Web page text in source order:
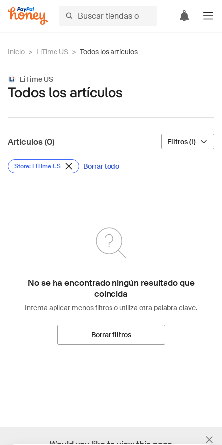
Inicio > LiTime US > Todos los artículos
LiTime US
Todos los artículos
Artículos (0) Filtros (1)
Store: LiTime US Borrar todo
No se ha encontrado ningún resultado que
coincida
Intenta aplicar menos filtros o utiliza otra palabra clave.
Borrar filtros